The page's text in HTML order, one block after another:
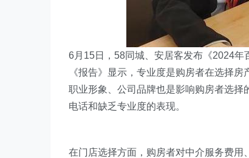
6月15日，58同城、安居客发布《2024年
《报告》显示，专业度是购房者在选择
职业形象、公司品牌也是影响购房者选
电话和缺乏专业度的表现。
在门店选择方面，购房者对中介服务费